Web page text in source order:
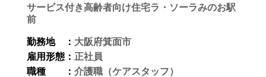
サービス付き高齢者向け住宅ラ・ソーラみのお駅
前
勤務地 ： 大阪府箕面市
雇用形態： 正社員
職種 ： 介護職（ケアスタッフ）